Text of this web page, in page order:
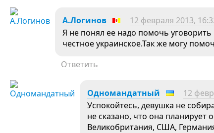
А.Логинов 12 февраля 2013,
Я не понял ее надо помочь
честное украинское.Так же могу
Ответить
Одномандатный 12
Успокойтесь, девушка не
не сказано, что она планирует
Великобритания, США,